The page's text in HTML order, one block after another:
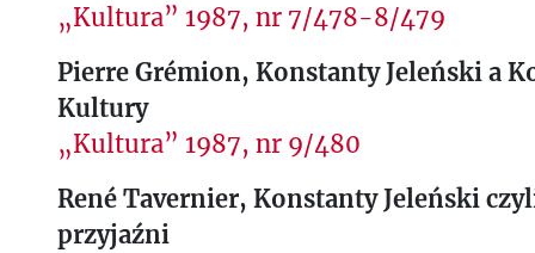
„Kultura” 1987, nr 7/478-8/479
Pierre Grémion, Konstanty Jeleński a
Kultury
„Kultura” 1987, nr 9/480
René Tavernier, Konstanty Jeleński
przyjaźni